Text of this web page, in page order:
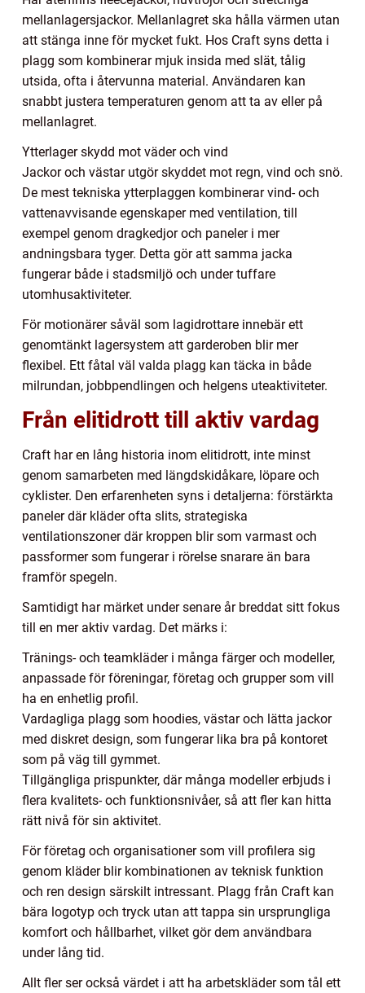
mellanlagersjackor. Mellanlagret ska hålla värmen utan
att stänga inne för mycket fukt. Hos Craft syns detta i
plagg som kombinerar mjuk insida med slät, tålig
utsida, ofta i återvunna material. Användaren kan
snabbt justera temperaturen genom att ta av eller på
mellanlagret.
Ytterlager skydd mot väder och vind
Jackor och västar utgör skyddet mot regn, vind och snö.
De mest tekniska ytterplaggen kombinerar vind- och
vattenavvisande egenskaper med ventilation, till
exempel genom dragkedjor och paneler i mer
andningsbara tyger. Detta gör att samma jacka
fungerar både i stadsmiljö och under tuffare
utomhusaktiviteter.
För motionärer såväl som lagidrottare innebär ett
genomtänkt lagersystem att garderoben blir mer
flexibel. Ett fåtal väl valda plagg kan täcka in både
milrundan, jobbpendlingen och helgens uteaktiviteter.
Från elitidrott till aktiv vardag
Craft har en lång historia inom elitidrott, inte minst
genom samarbeten med längdskidåkare, löpare och
cyklister. Den erfarenheten syns i detaljerna: förstärkta
paneler där kläder ofta slits, strategiska
ventilationszoner där kroppen blir som varmast och
passformer som fungerar i rörelse snarare än bara
framför spegeln.
Samtidigt har märket under senare år breddat sitt fokus
till en mer aktiv vardag. Det märks i:
Tränings- och teamkläder i många färger och modeller,
anpassade för föreningar, företag och grupper som vill
ha en enhetlig profil.
Vardagliga plagg som hoodies, västar och lätta jackor
med diskret design, som fungerar lika bra på kontoret
som på väg till gymmet.
Tillgängliga prispunkter, där många modeller erbjuds i
flera kvalitets- och funktionsnivåer, så att fler kan hitta
rätt nivå för sin aktivitet.
För företag och organisationer som vill profilera sig
genom kläder blir kombinationen av teknisk funktion
och ren design särskilt intressant. Plagg från Craft kan
bära logotyp och tryck utan att tappa sin ursprungliga
komfort och hållbarhet, vilket gör dem användbara
under lång tid.
Allt fler ser också värdet i att ha arbetskläder som tål ett